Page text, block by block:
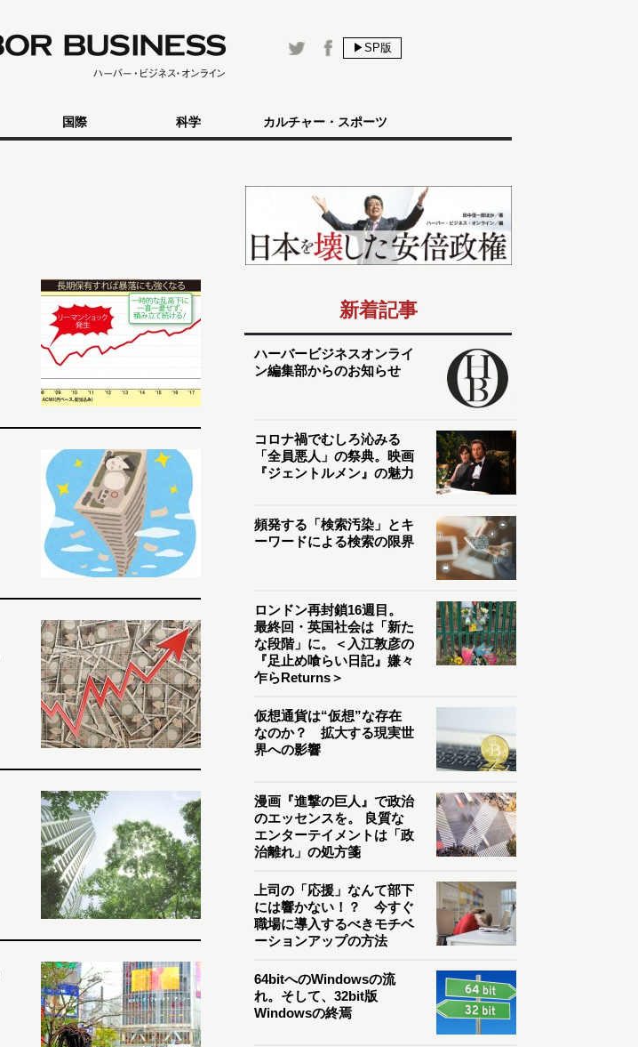
▶SP版
国際 科学 カルチャー・スポーツ
新着記事
ハーバービジネスオンライ
ン編集部からのお知らせ
コロナ禍でむしろ沁みる
「全員悪人」の祭典。映画
『ジェントルメン』の魅力
頻発する「検索汚染」とキ
ーワードによる検索の限界
ロンドン再封鎖16週目。
最終回・英国社会は「新た
な段階」に。＜入江敦彦の
『足止め喰らい日記』嫌々
乍らReturns＞
仮想通貨は“仮想”な存在
なのか？ 拡大する現実世
界への影響
漫画『進撃の巨人』で政治
のエッセンスを。 良質な
エンターテイメントは「政
治離れ」の処方箋
上司の「応援」なんて部下
には響かない！？ 今すぐ
職場に導入するべきモチベ
ーションアップの方法
64bitへのWindowsの流
れ。そして、32bit版
Windowsの終焉